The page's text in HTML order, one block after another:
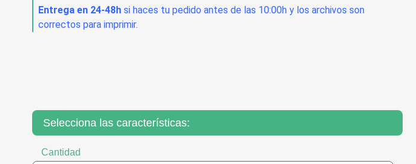
Entrega en 24-48h si haces tu pedido antes de las 10:00h y los archivos son
correctos para imprimir.
Selecciona las características:
Cantidad